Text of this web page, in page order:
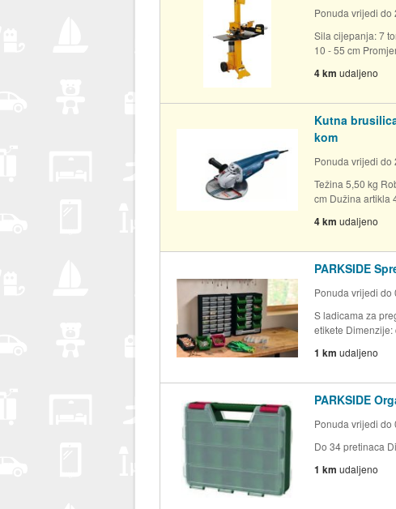
Ponuda vrijedi do
Sila cijepanja: 7
10 - 55 cm
4 km udaljeno
Kutna
kom
Ponuda vrijedi do
Težina 5,50 kg
cm Dužina artikla
4 km udaljeno
PARKSIDE
Ponuda vrijedi do
S ladicama za
etikete Dimenzije:
1 km udaljeno
PARKSIDE
Ponuda vrijedi do
Do 34 pretinaca
1 km udaljeno